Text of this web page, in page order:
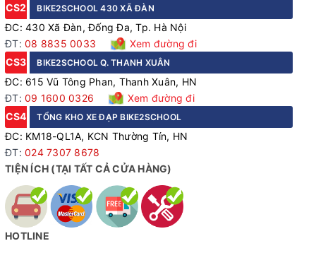
Bộ truyền động linh hoạt và chính xác
Xe được trang bị bộ truyền động SHIMING 3x7 tốc độ với
tay đề, gạt đĩa và gạt líp đồng bộ, giúp sang số nhanh
chóng và mượt mà. Kết hợp cùng đùi đĩa PAPYLUS thép
bọc nhựa và líp INDEX DDC 7 tầng, mang đến khả năng
điều chỉnh tốc độ đa dạng, phù hợp từ những cung đường
bằng phẳng cho đến các đoạn dốc, đảm bảo hiệu suất vận
hành ổn định và tiết kiệm sức cho người lái.
CS2
BIKE2SCHOOL 430 XÃ ĐÀN
ĐC: 430 Xã Đàn, Đống Đa, Tp. Hà Nội
ĐT: 08 8835 0033
Xem đường đi
CS3
BIKE2SCHOOL Q. THANH XUÂN
ĐC: 615 Vũ Tông Phan, Thanh Xuân, HN
ĐT: 09 1600 0326
Xem đường đi
CS4
TỔNG KHO XE ĐẠP BIKE2SCHOOL
ĐC: KM18-QL1A, KCN Thường Tín, HN
ĐT: 024 7307 8678
TIỆN ÍCH (TẠI TẤT CẢ CỬA HÀNG)
HOTLINE